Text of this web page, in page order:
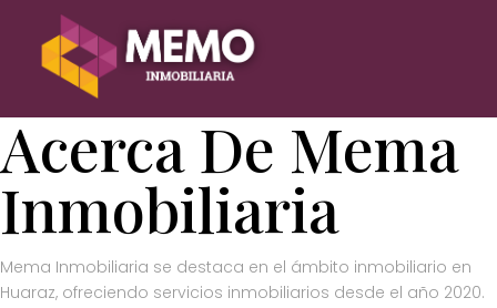
Acerca De Mema
Inmobiliaria
Mema Inmobiliaria se destaca en el ámbito inmobiliario en
Huaraz, ofreciendo servicios inmobiliarios desde el año 2020.